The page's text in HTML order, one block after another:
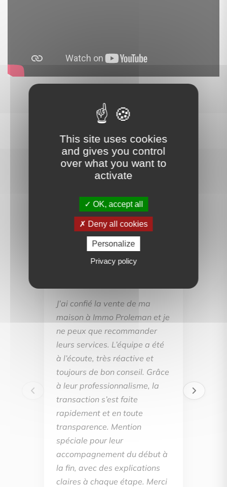
de nous
J’ai confié la vente de ma
maison à Immo Proleman et je
ne peux que recommander
leurs services. L’équipe a été
à l’écoute, très réactive et
toujours de bon conseil. Grâce
à leur professionnalisme, la
transaction s’est faite
rapidement et en toute
transparence. Mention
spéciale pour leur
accompagnement du début à
la fin, avec des explications
claires à chaque étape. Merci
This site uses cookies
and gives you control
over what you want to
activate
OK, accept all
Deny all cookies
Personalize
Privacy policy